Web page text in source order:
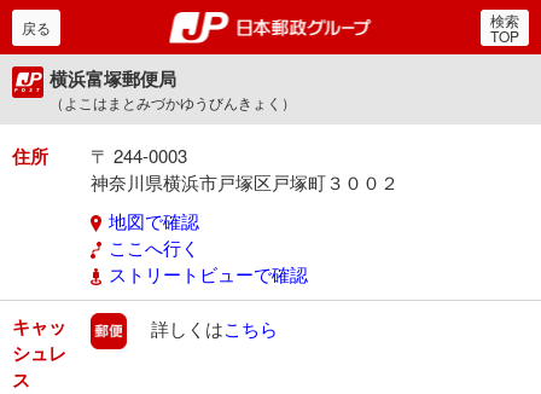
郵便局・日本郵政グルー
戻る 検索
TOP
横浜富塚郵便局
（よこはまとみづかゆうびんきょく）
住所
〒 244-0003
神奈川県横浜市戸塚区戸塚町３００２
地図で確認
ここへ行く
ストリートビューで確認
キャッ
シュレ
ス
郵便
詳しくはこちら